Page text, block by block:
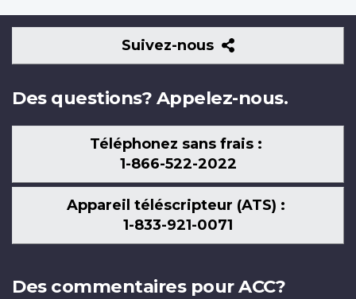
Suivez-nous
Suivez-
nous
Des questions? Appelez-nous.
Téléphonez sans frais :
1-866-522-2022
Appareil téléscripteur (ATS) :
1-833-921-0071
Des commentaires pour ACC?